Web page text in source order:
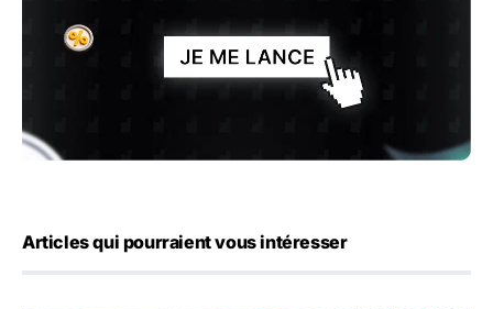
Articles qui pourraient vous intéresser